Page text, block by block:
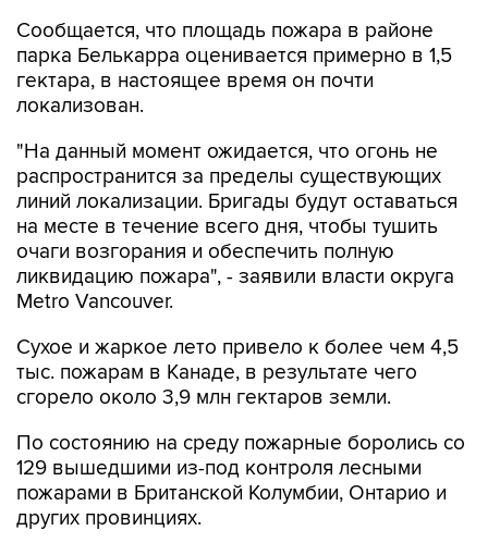
гектара, в настоящее время он почти
локализован.
"На данный момент ожидается, что огонь не
линий локализации. Бригады будут оставаться
на месте в течение всего дня, чтобы тушить
очаги возгорания и обеспечить полную
ликвидацию пожара", - заявили власти округа
Metro Vancouver.
Сухое и жаркое лето привело к более чем 4,5
сгорело около 3,9 млн гектаров земли.
По состоянию на среду пожарные боролись со
пожарами в Британской Колумбии, Онтарио и
других провинциях.
Британская Колумбия